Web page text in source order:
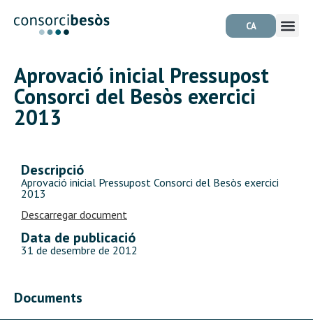
CA
Aprovació inicial Pressupost
Consorci del Besòs exercici
2013
Descripció
Aprovació inicial Pressupost Consorci del Besòs exercici
2013
Descarregar document
Data de publicació
31 de desembre de 2012
Documents